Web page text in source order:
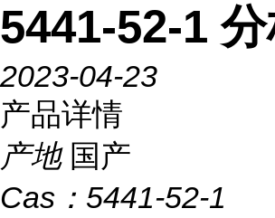
5441-52-1
2023-04-23
产品详情
产地 国产
Cas： 5441-52-1